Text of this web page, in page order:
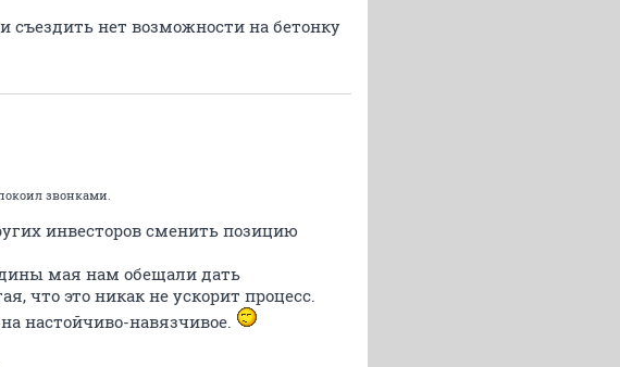
съездить нет возможности на бетонку
звонками.
инвесторов сменить позицию
мая нам обещали дать
что это никак не ускорит процесс.
настойчиво-навязчивое.